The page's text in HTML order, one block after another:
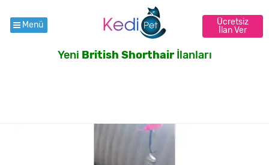
Menü
Ücretsiz
İlan Ver
Yeni British Shorthairİlanları